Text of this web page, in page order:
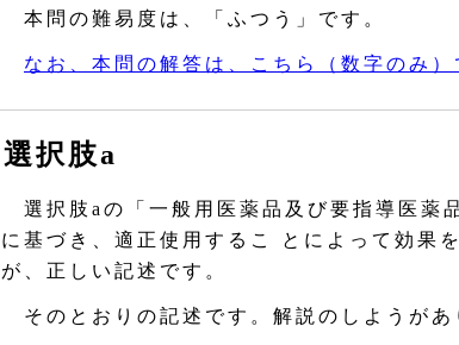
本問の難易度は、「ふつう」です。
なお、本問の解答は、こちら（数字のみ）
選択肢a
選択肢aの「一般用医薬品及び要指導医薬
に基づき、適正使用するこ とによって効果
が、正しい記述です。
そのとおりの記述です。解説のしようがあ